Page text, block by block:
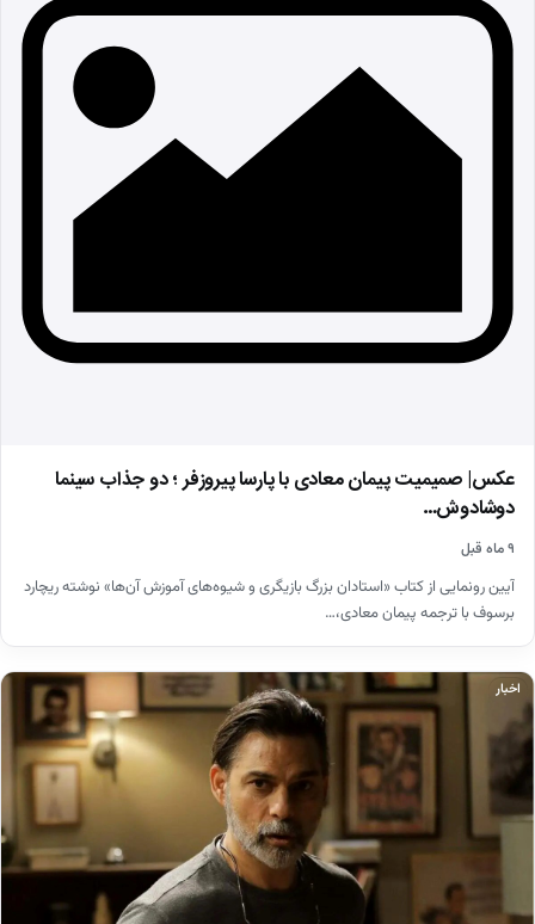
عکس| صمیمیت پیمان معادی با پارسا پیروزفر ؛ دو جذاب سینما
دوشادوش…
۹ ماه قبل
آیین رونمایی از کتاب «استادان بزرگ بازیگری و شیوه‌های آموزش آن‌ها» نوشته ریچارد
برسوف با ترجمه پیمان معادی،…
اخبار